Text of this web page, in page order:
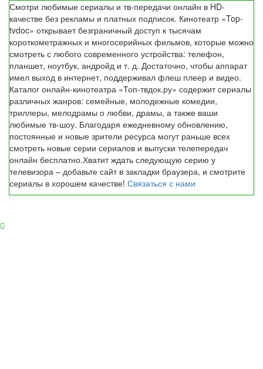
Смотри любимые сериалы и тв-передачи онлайн в HD-
качестве без рекламы и платных подписок. Кинотеатр «Top-
tvdoc» открывает безграничный доступ к тысячам
короткометражных и многосерийных фильмов, которые можно
смотреть с любого современного устройства: телефон,
планшет, ноутбук, андройд и т. д. Достаточно, чтобы аппарат
имел выход в интернет, поддерживал флеш плеер и видео.
Каталог онлайн-кинотеатра «Топ-твдок.ру» содержит сериалы
различных жанров: семейные, молодежные комедии,
триллеры, мелодрамы о любви, драмы, а также ваши
любимые тв-шоу. Благодаря ежедневному обновлению,
постоянные и новые зрители ресурса могут раньше всех
смотреть новые серии сериалов и выпуски телепередач
онлайн бесплатно.Хватит ждать следующую серию у
телевизора – добавьте сайт в закладки браузера, и смотрите
сериалы в хорошем качестве! Связаться с нами